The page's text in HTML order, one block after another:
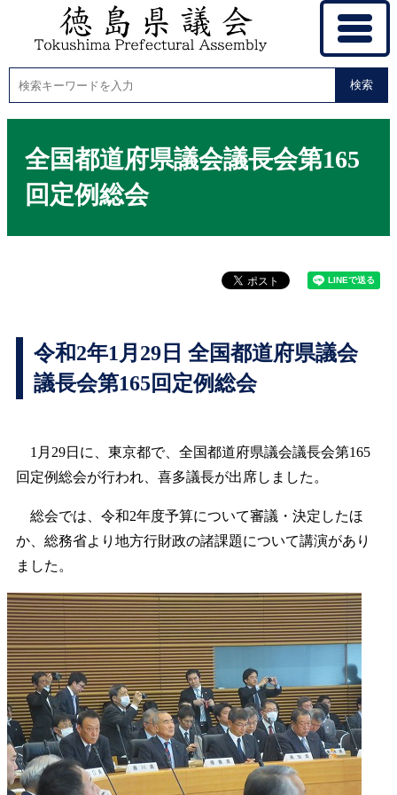
検索
全国都道府県議会議長会第165
回定例総会
令和2年1月29日 全国都道府県議会
議長会第165回定例総会
1月29日に、東京都で、全国都道府県議会議長会第165
回定例総会が行われ、喜多議長が出席しました。
総会では、令和2年度予算について審議・決定したほ
か、総務省より地方行財政の諸課題について講演があり
ました。